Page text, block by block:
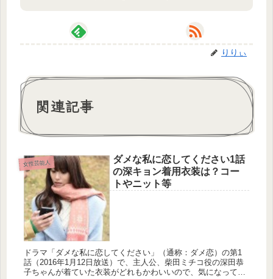
りりぃ
関連記事
女性芸能人
ダメな私に恋してください1話
の深キョン着用衣装は？コー
トやニット等
ドラマ「ダメな私に恋してください」（通称：ダメ恋）の第1
話（2016年1月12日放送）で、主人公、柴田ミチコ役の深田恭
子ちゃんが着ていた衣装がどれもかわいいので、気になってま